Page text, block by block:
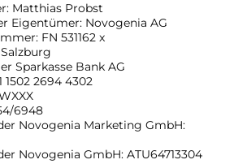
Matthias Probst
Eigentümer: Novogenia AG
FN 531162 x
Sparkasse Bank AG
1502 2694 4302
6948
Novogenia Marketing GmbH:
Novogenia GmbH: ATU64713304